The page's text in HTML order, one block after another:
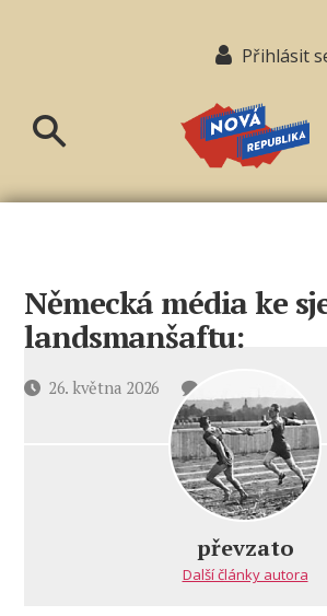
Přihlásit
Německá média ke
landsmanšaftu:
Datum26. května 2026
textu
s
média
sjezdu
převzato
Další články autora